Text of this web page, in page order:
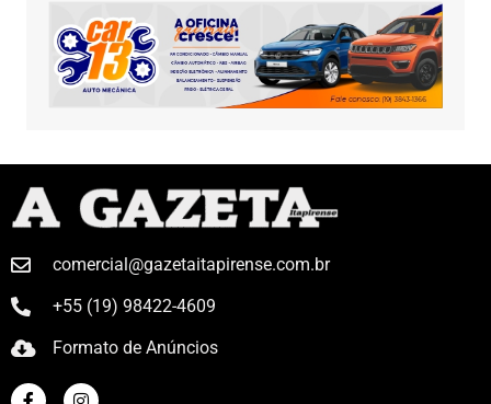
comercial@gazetaitapirense.com.br
+55 (19) 98422-4609
Formato de Anúncios